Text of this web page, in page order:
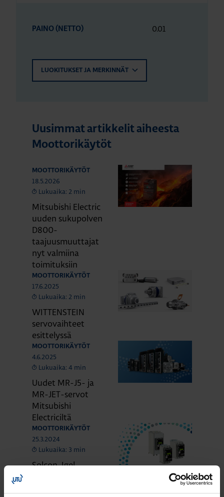
PAINO (NETTO) 0.01
LUOKITUKSET JA MERKINNÄT
Uusimmat artikkelit aiheesta
Moottorikäytöt
MOOTTORIKÄYTÖT
18.5.2026
Lukuaika: 2 min
Mitsubishi Electric
uuden sukupolven
D800-
taajuusmuuttajat
nyt valmiina
toimituksiin
MOOTTORIKÄYTÖT
17.6.2025
Lukuaika: 2 min
WITTENSTEIN
servovaihteet
esittelyssä
MOOTTORIKÄYTÖT
4.6.2025
Lukuaika: 4 min
Uudet MR-J5- ja
MR-JET-servot
Mitsubishi
Electriciltä
MOOTTORIKÄYTÖT
25.3.2024
Lukuaika: 3 min
Solcon-Igel